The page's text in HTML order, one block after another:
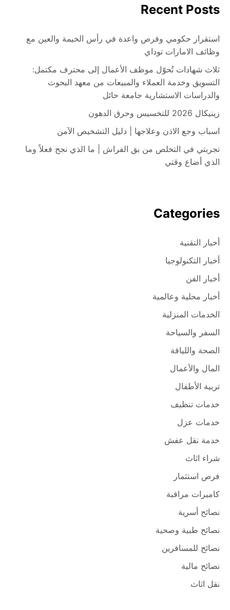
Recent Posts
استقرار حكومي وفرص واعدة في رأس الخيمة والعين مع
وظائف الامارات توداي
ثلاث شهادات تُحوّل موظف الأعمال إلى محترف مكتمل:
التسويق وخدمة العملاء والمبيعات من معهد البحوث
والدراسات الاستشارية جامعة حائل
زينيكال 2026 للتخسيس وحرق الدهون
اسباب وجع الاذن وعلاجها | دليل التشخيص الآمن
تجربتي في التخلص من بق الفراش | ما الذي نجح فعلاً وما
الذي أضاع وقتي
Categories
أخبار التقنية
أخبار التكنولوجيا
أخبار الفن
أخبار محلية وعالمية
الخدمات المنزلية
السفر والسياحة
الصحة واللياقة
المال والأعمال
تربية الأطفال
خدمات تنظيف
خدمات عزل
خدمة نقل عفش
شراء اثاث
فرص استثمار
كاميرات مراقبة
نصائح أسرية
نصائح طبية وصحية
نصائح للمسافرين
نصائح مالية
نقل اثاث